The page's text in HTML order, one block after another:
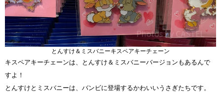
とんすけ＆ミスバニーキスペアキーチェーン
キスペアキーチェーンは、とんすけ＆ミスバニーバージョンもあるんで
すよ！
とんすけとミスバニーは、バンビに登場するかわいいうさぎたちです。